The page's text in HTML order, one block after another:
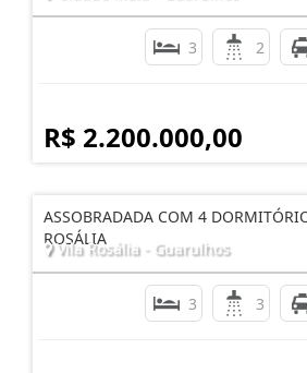
3 2
R$ 2.200.000,00
ASSOBRADADA COM 4
ROSÁLIA
Vila Rosália - Guarulhos
3 3